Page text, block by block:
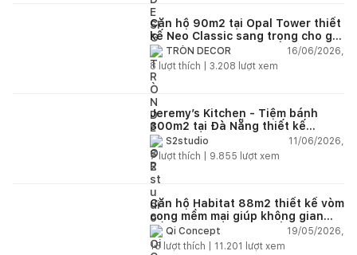
Căn hộ 90m2 tại Opal Tower thiết
kế Neo Classic sang trọng cho gia
đình trẻ
TRÒN DECOR
16/06/2026,
8 lượt thích | 3.208 lượt xem
Jeremy’s Kitchen - Tiệm bánh
300m2 tại Đà Nẵng thiết kế
phong cách công nghiệp hiện đại
ngập tràn ánh sáng tự nhiên
S2studio
11/06/2026,
7lượt thích | 9.855 lượt xem
Căn hộ Habitat 88m2 thiết kế vòm
cong mềm mại giúp không gian
sống hiện đại trở nên ấm áp hơn
Qi Concept
19/05/2026,
15 lượt thích | 11.201 lượt xem